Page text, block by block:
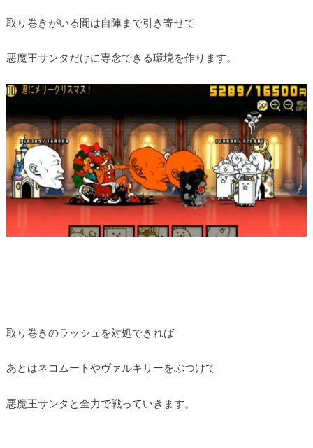
取り巻きがいる間は自陣まで引き寄せて
悪魔王サンタだけに専念できる環境を作ります。
取り巻きのラッシュを対処できれば
あとはネコムートやヴァルキリーをぶつけて
悪魔王サンタと全力で戦っていきます。